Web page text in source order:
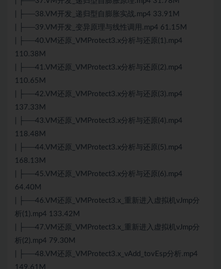
| ├──38.VM开发_递归型自膨胀实战.mp4 33.91M
| ├──39.VM开发_变异原理与线性调用.mp4 61.15M
| ├──40.VM还原_VMProtect3.x分析与还原(1).mp4
110.38M
| ├──41.VM还原_VMProtect3.x分析与还原(2).mp4
110.65M
| ├──42.VM还原_VMProtect3.x分析与还原(3).mp4
137.33M
| ├──43.VM还原_VMProtect3.x分析与还原(4).mp4
118.48M
| ├──44.VM还原_VMProtect3.x分析与还原(5).mp4
168.13M
| ├──45.VM还原_VMProtect3.x分析与还原(6).mp4
64.40M
| ├──46.VM还原_VMProtect3.x_重新进入虚拟机vJmp分
析(1).mp4 133.42M
| ├──47.VM还原_VMProtect3.x_重新进入虚拟机vJmp分
析(2).mp4 79.30M
| ├──48.VM还原_VMProtect3.x_vAdd_tovEsp分析.mp4
149.61M